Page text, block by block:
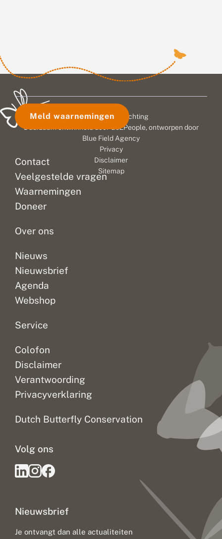
Contact
Veelgestelde vragen
Waarnemingen
Doneer
Over ons
Nieuws
Nieuwsbrief
Agenda
Webshop
Service
Colofon
Disclaimer
Verantwoording
Privacyverklaring
Dutch Butterfly Conservation
Nieuwsbrief
Je ontvangt dan alle actualiteiten
Volg ons
Meld waarnemingen
© 2026 Vlinderstichting
Duurzaam ontwikkeld door
Go2People, ontworpen door
Blue Field Agency
Privacy
Disclaimer
Sitemap